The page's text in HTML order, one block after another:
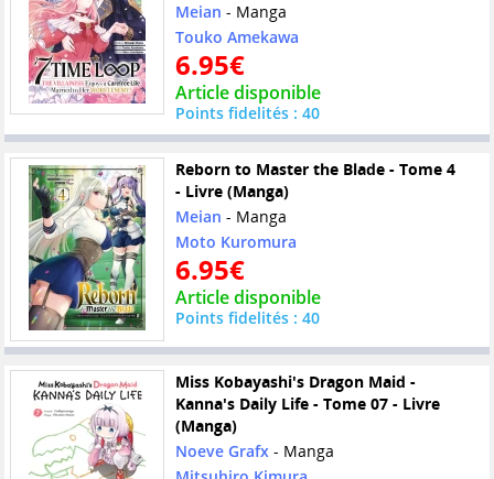
Meian - Manga
Touko Amekawa
6.95€
Article disponible
Points fidelités : 40
Reborn to Master the Blade - Tome 4
- Livre (Manga)
Meian - Manga
Moto Kuromura
6.95€
Article disponible
Points fidelités : 40
Miss Kobayashi's Dragon Maid -
Kanna's Daily Life - Tome 07 - Livre
(Manga)
Noeve Grafx- Manga